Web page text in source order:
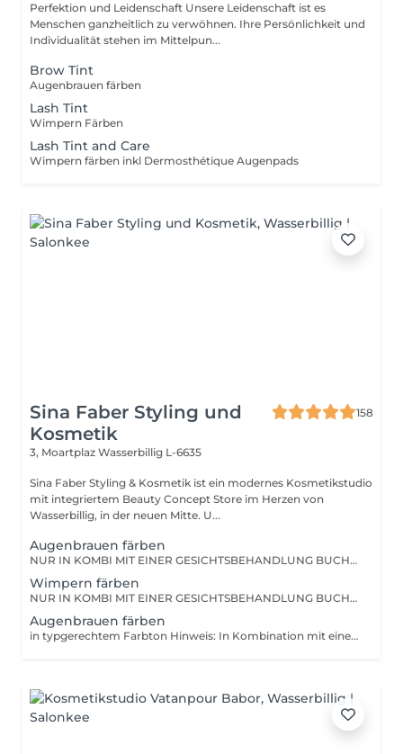
Perfektion und Leidenschaft Unsere Leidenschaft ist es
Menschen ganzheitlich zu verwöhnen. Ihre Persönlichkeit und
Individualität stehen im Mittelpun...
Brow Tint
Augenbrauen färben
Lash Tint
Wimpern Färben
Lash Tint and Care
Wimpern färben inkl Dermosthétique Augenpads
Sina Faber Styling und
Kosmetik
158
3, Moartplaz Wasserbillig L-6635
Sina Faber Styling & Kosmetik ist ein modernes Kosmetikstudio
mit integriertem Beauty Concept Store im Herzen von
Wasserbillig, in der neuen Mitte. U...
Augenbrauen färben
NUR IN KOMBI MIT EINER GESICHTSBEHANDLUNG BUCHBAR! Wenn dieses Extra dazugebucht wird, färben wir die Augenbrauen während der Gesichtsbehandlung. Zur Erklärung: Der Preis ist günstiger, als bei einer Einzeldienstleistung, weil wir so wesentlich weniger zeitlichen Aufwand haben.
Wimpern färben
NUR IN KOMBI MIT EINER GESICHTSBEHANDLUNG BUCHBAR! Wenn dieses Extra dazugebucht wird, färben wir die Wimpern während der Gesichtsbehandlung. Zur Erklärung: Der Preis ist günstiger, als bei einer Einzeldienstleistung, weil wir so wesentlich weniger zeitlichen Aufwand haben.
Augenbrauen färben
in typgerechtem Farbton Hinweis: In Kombination mit einer Gesichtsbehandlung erhälst du einen Rabatt auf diese Behandlung (siehe ADD-ONS für eine individuelle Gesichtsbehandlung). Das handhaben wir seit 07.2025 so, da wir einen höheren Aufwand haben, wenn wir nur diese "Kurzbehandlung" anbieten. Auf großen Wunsch unserer Kunden möchten wir die Option jedoch nicht komplett aus unserem Programm nehmen. Wir hoffen sehr auf euer Verständnis.